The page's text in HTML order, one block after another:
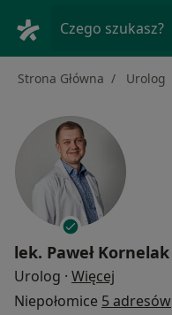
Czego szukasz?
Strona Główna Urolog
lek. Paweł Kornelak
Urolog · Więcej
Niepołomice 5 adresów